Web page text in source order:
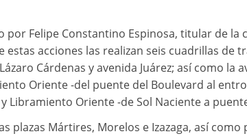
Felipe Constantino Espinosa, titular de la
estas acciones las realizan seis cuadrillas de
Cárdenas y avenida Juárez; así como la
Oriente -del puente del Boulevard al
Libramiento Oriente -de Sol Naciente a
plazas Mártires, Morelos e Izazaga, así